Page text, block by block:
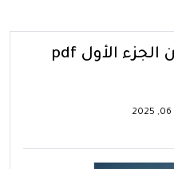
تحميل رواية عشق الزين الجزء الأول pdf